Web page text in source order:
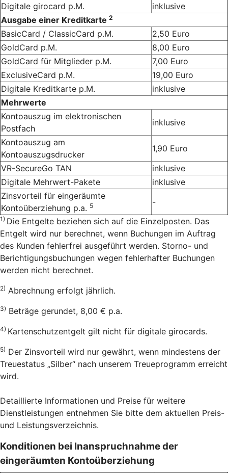
Digitale girocard p.M.
inklusive
Ausgabe einer Kreditkarte 2
BasicCard / ClassicCard p.M.
2,50 Euro
GoldCard p.M.
8,00 Euro
GoldCard für Mitglieder p.M.
7,00 Euro
ExclusiveCard p.M.
19,00 Euro
Digitale Kreditkarte p.M.
inklusive
Mehrwerte
Kontoauszug im elektronischen
Postfach
inklusive
Kontoauszug am
Kontoauszugsdrucker
1,90 Euro
VR-SecureGo TAN
inklusive
Digitale Mehrwert-Pakete
inklusive
Zinsvorteil für eingeräumte
Kontoüberziehung p.a. 5 -
1) Die Entgelte beziehen sich auf die Einzelposten. Das
Entgelt wird nur berechnet, wenn Buchungen im Auftrag
des Kunden fehlerfrei ausgeführt werden. Storno- und
Berichtigungsbuchungen wegen fehlerhafter Buchungen
werden nicht berechnet.
2) Abrechnung erfolgt jährlich.
3) Beträge gerundet, 8,00 € p.a.
4) Kartenschutzentgelt gilt nicht für digitale girocards.
5) Der Zinsvorteil wird nur gewährt, wenn mindestens der
Treuestatus „Silber“ nach unserem Treueprogramm erreicht
wird.
Detaillierte Informationen und Preise für weitere
Dienstleistungen entnehmen Sie bitte dem aktuellen Preis-
und Leistungsverzeichnis.
Konditionen bei Inanspruchnahme der
eingeräumten Kontoüberziehung